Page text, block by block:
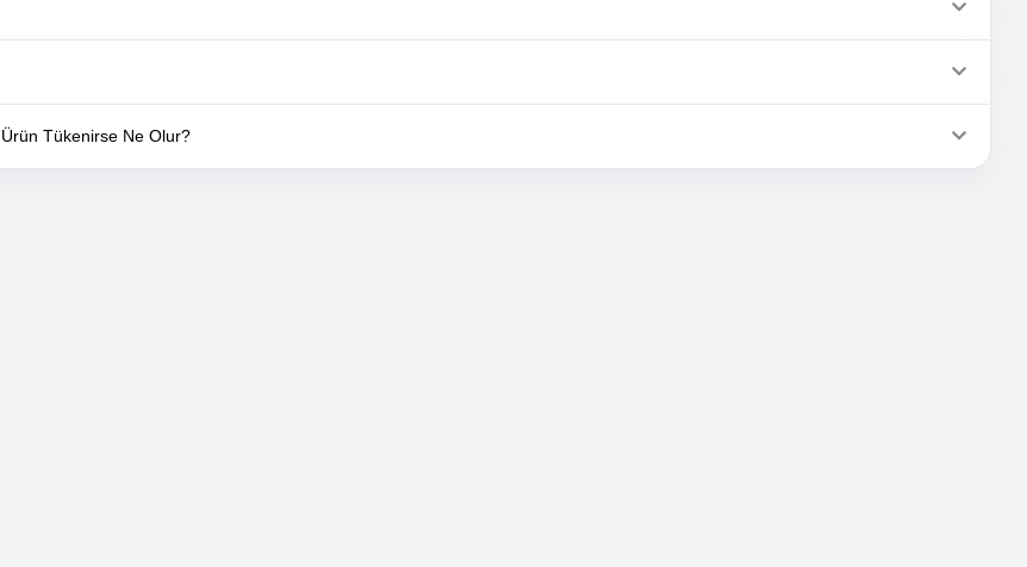
Tükenirse Ne Olur?